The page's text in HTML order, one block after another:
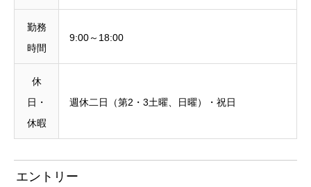
勤務
時間
9:00～18:00
休
日・
休暇
週休二日（第2・3土曜、日曜）・祝日
エントリー